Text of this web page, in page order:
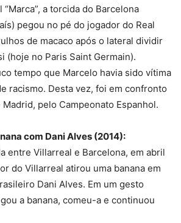
a torcida do Barcelona
pegou no pé do jogador do Real
de macaco após o lateral dividir
(hoje no Paris Saint Germain).
tempo que Marcelo havia sido vítima
racismo. Desta vez, foi em confronto
pelo Campeonato Espanhol.
com Dani Alves (2014):
entre Villarreal e Barcelona, em abril
do Villarreal atirou uma banana em
Dani Alves. Em um gesto
a banana, comeu-a e continuou